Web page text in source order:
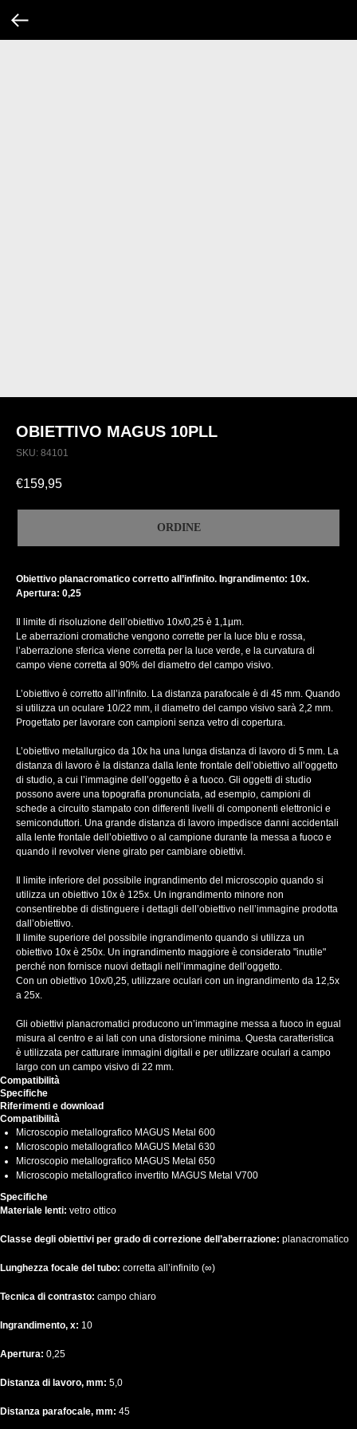
OBIETTIVO MAGUS 10PLL
SKU: 84101
€159,95
ORDINE
Obiettivo planacromatico corretto all’infinito. Ingrandimento: 10x.
Apertura: 0,25
Il limite di risoluzione dell’obiettivo 10х/0,25 è 1,1µm.
Le aberrazioni cromatiche vengono corrette per la luce blu e rossa,
l’aberrazione sferica viene corretta per la luce verde, e la curvatura di
campo viene corretta al 90% del diametro del campo visivo.
L’obiettivo è corretto all’infinito. La distanza parafocale è di 45 mm. Quando
si utilizza un oculare 10/22 mm, il diametro del campo visivo sarà 2,2 mm.
Progettato per lavorare con campioni senza vetro di copertura.
L’obiettivo metallurgico da 10x ha una lunga distanza di lavoro di 5 mm. La
distanza di lavoro è la distanza dalla lente frontale dell’obiettivo all’oggetto
di studio, a cui l’immagine dell’oggetto è a fuoco. Gli oggetti di studio
possono avere una topografia pronunciata, ad esempio, campioni di
schede a circuito stampato con differenti livelli di componenti elettronici e
semiconduttori. Una grande distanza di lavoro impedisce danni accidentali
alla lente frontale dell’obiettivo o al campione durante la messa a fuoco e
quando il revolver viene girato per cambiare obiettivi.
Il limite inferiore del possibile ingrandimento del microscopio quando si
utilizza un obiettivo 10х è 125x. Un ingrandimento minore non
consentirebbe di distinguere i dettagli dell’obiettivo nell’immagine prodotta
dall’obiettivo.
Il limite superiore del possibile ingrandimento quando si utilizza un
obiettivo 10х è 250x. Un ingrandimento maggiore è considerato "inutile"
perché non fornisce nuovi dettagli nell’immagine dell’oggetto.
Con un obiettivo 10х/0,25, utilizzare oculari con un ingrandimento da 12,5x
a 25x.
Gli obiettivi planacromatici producono un’immagine messa a fuoco in egual
misura al centro e ai lati con una distorsione minima. Questa caratteristica
è utilizzata per catturare immagini digitali e per utilizzare oculari a campo
largo con un campo visivo di 22 mm.
Compatibilità
Specifiche
Riferimenti e download
Compatibilità
Microscopio metallografico MAGUS Metal 600
Microscopio metallografico MAGUS Metal 630
Microscopio metallografico MAGUS Metal 650
Microscopio metallografico invertito MAGUS Metal V700
Specifiche
Materiale lenti: vetro ottico
Classe degli obiettivi per grado di correzione dell’aberrazione: planacromatico
Lunghezza focale del tubo: corretta all’infinito (∞)
Tecnica di contrasto: campo chiaro
Ingrandimento, x: 10
Apertura: 0,25
Distanza di lavoro, mm: 5,0
Distanza parafocale, mm: 45